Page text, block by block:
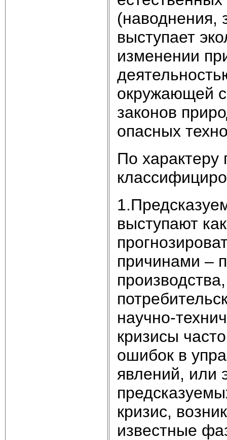
(наводнения,
выступает
изменении
окружающей
законов
опасных
По
выступают
причинами –
научно-
кризисы
ошибок в
явлений, или
кризис,
известные